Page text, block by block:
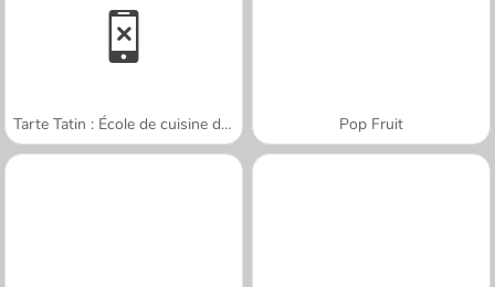
Tarte Tatin : École de cuisine de Sara Pop Fruit